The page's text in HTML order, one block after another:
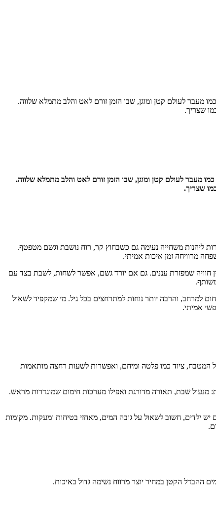
לעולם קטן ומוגן, שבו הזמן זורם לאט והלב מתמלא שלווה.
שצריך.
לעולם קטן ומוגן, שבו הזמן זורם לאט והלב מתמלא שלווה.
שצריך.
ליהנות משחייה נעימה גם כשבחוץ קר, רוח נושבת וגשם מטפטף.
מרוויחה זמן איכות אמיתי.
חוויה שמפזרת עננים. גם אם יורד גשם, אפשר לשחות, לשבת בצד עם
למרחב, והרבה יותר נוחות למתרחצים בכל גיל. מי שמקפיד לשאול
אמיתי.
המטבח, ציוד כמו פלטה ומיחם, ואפשרות לשעות רחצה מותאמות
מנעול שבת, תאורה מדורגת ואפילו מערכות חימום שמוגדרות מראש.
ילדים, חשוב לשאול על גובה המים, מאחזי בטיחות ומעקות. מקומות
ההבדל הקטן במחיר יוצר מרווח נשימה גדול באיכות.